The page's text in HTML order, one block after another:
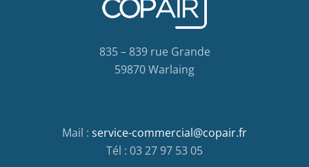
835 – 839 rue Grande
59870 Warlaing
Mail : service-commercial@copair.fr
Tél : 03 27 97 53 05